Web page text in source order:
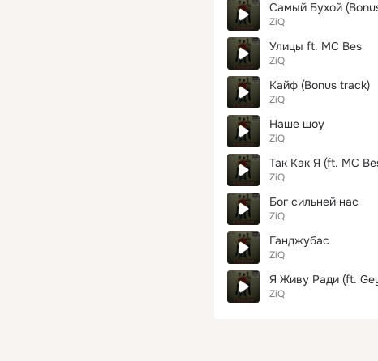
Самый Бухой
ZiQ
Улицы ft. MC Bes
ZiQ
Кайф (Bonus track)
ZiQ
Наше шоу
ZiQ
Так Как Я (ft. MC
ZiQ
Бог сильней нас
ZiQ
Ганджубас
ZiQ
Я Живу Ради (ft.
ZiQ